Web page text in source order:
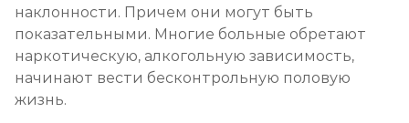
наклонности. Причем они могут быть
показательными. Многие больные обретают
наркотическую, алкогольную зависимость,
начинают вести бесконтрольную половую
жизнь.